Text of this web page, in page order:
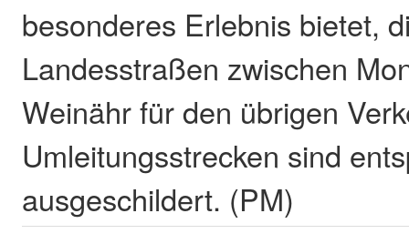
besonderes Erlebnis bietet,
Landesstraßen zwischen
Weinähr für den übrigen
Umleitungsstrecken sind
ausgeschildert. (PM)